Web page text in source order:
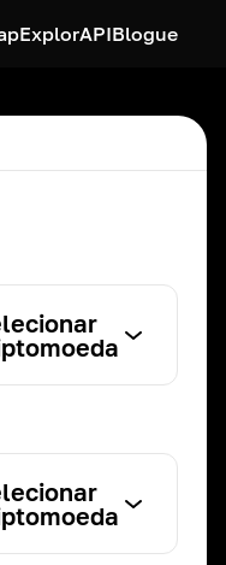
ExplorAPIBlogue